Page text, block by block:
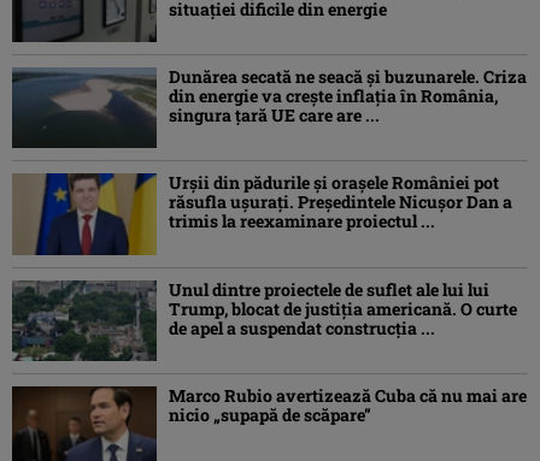
situației dificile din energie
Dunărea secată ne seacă și buzunarele. Criza
din energie va crește inflația în România,
singura țară UE care are ...
Urșii din pădurile și orașele României pot
răsufla ușurați. Președintele Nicușor Dan a
trimis la reexaminare proiectul ...
Unul dintre proiectele de suflet ale lui lui
Trump, blocat de justiția americană. O curte
de apel a suspendat construcția ...
Marco Rubio avertizează Cuba că nu mai are
nicio „supapă de scăpare”